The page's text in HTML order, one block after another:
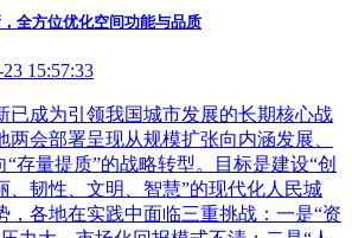
全方位优化空间功能与品质
15:57:33
已成为引领我国城市发展的长期核心战
两会部署呈现从规模扩张向内涵发展、
“存量提质”的战略转型。目标是建设“创
、韧性、文明、智慧”的现代化人民城
，各地在实践中面临三重挑战：一是“资